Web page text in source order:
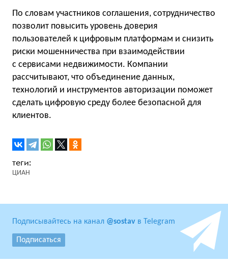
По словам участников соглашения, сотрудничество
позволит повысить уровень доверия
пользователей к цифровым платформам и снизить
риски мошенничества при взаимодействии
с сервисами недвижимости. Компании
рассчитывают, что объединение данных,
технологий и инструментов авторизации поможет
сделать цифровую среду более безопасной для
клиентов.
ЦИАН
Подписывайтесь на канал @sostav в Telegram
Подписаться